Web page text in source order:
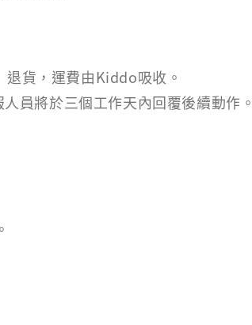
貨，運費由Kiddo吸收。
員將於三個工作天內回覆後續動作